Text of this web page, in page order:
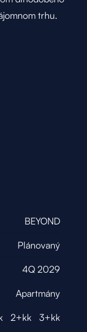
trhu.
BEYOND
Plánovaný
4Q 2029
Apartmány
2+kk 3+kk